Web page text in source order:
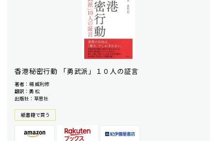
香港秘密行動 「勇武派」１０人の証言
著者：楊 威利修
翻訳：勇 松
出版社：草思社
紙書籍で買う